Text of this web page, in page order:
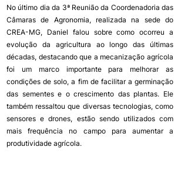
No último dia da 3ª Reunião da Coordenadoria das
Câmaras de Agronomia, realizada na sede do
CREA-MG, Daniel falou sobre como ocorreu a
evolução da agricultura ao longo das últimas
décadas, destacando que a mecanização agrícola
foi um marco importante para melhorar as
condições de solo, a fim de facilitar a germinação
das sementes e o crescimento das plantas. Ele
também ressaltou que diversas tecnologias, como
sensores e drones, estão sendo utilizados com
mais frequência no campo para aumentar a
produtividade agrícola.